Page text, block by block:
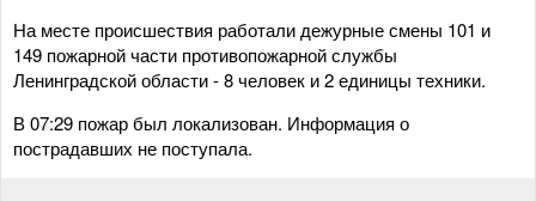
На месте происшествия работали дежурные смены 101 и
149 пожарной части противопожарной службы
Ленинградской области - 8 человек и 2 единицы техники.
В 07:29 пожар был локализован. Информация о
пострадавших не поступала.